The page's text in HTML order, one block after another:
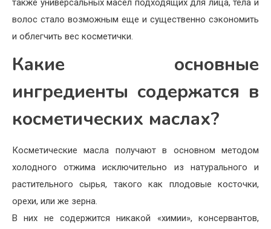
также универсальных масел подходящих для лица, тела и
волос стало возможным еще и существенно сэкономить
и облегчить вес косметички.
Какие основные
ингредиенты содержатся в
косметических маслах?
Косметические масла получают в основном методом
холодного отжима исключительно из натурального и
растительного сырья, такого как плодовые косточки,
орехи, или же зерна.
В них не содержится никакой «химии», консервантов,